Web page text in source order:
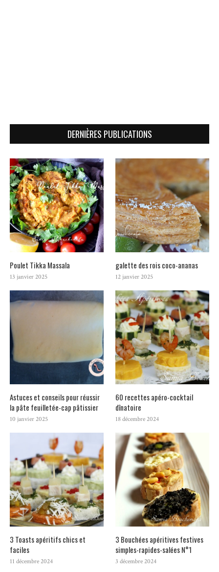
DERNIÈRES PUBLICATIONS
Poulet Tikka Massala
13 janvier 2025
galette des rois coco-ananas
12 janvier 2025
Astuces et conseils pour réussir
la pâte feuilletée-cap pâtissier
10 janvier 2025
60 recettes apéro-cocktail
dînatoire
18 décembre 2024
3 Toasts apéritifs chics et
faciles
11 décembre 2024
3 Bouchées apéritives festives
simples-rapides-salées N°1
3 décembre 2024